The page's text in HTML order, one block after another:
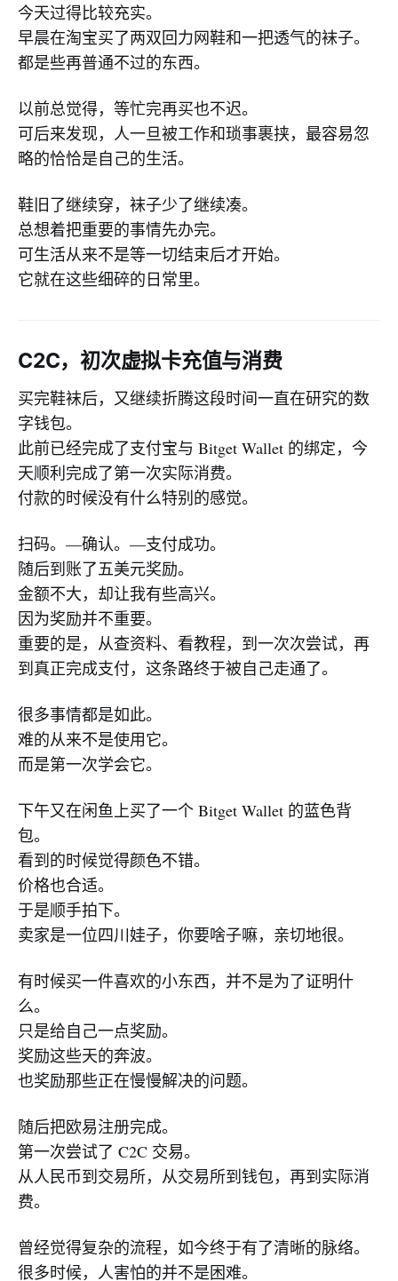
今天过得比较充实。
早晨在淘宝买了两双回力网鞋和一把透气的袜子。
都是些再普通不过的东西。
以前总觉得，等忙完再买也不迟。
可后来发现，人一旦被工作和琐事裹挟，最容易忽
略的恰恰是自己的生活。
鞋旧了继续穿，袜子少了继续凑。
总想着把重要的事情先办完。
可生活从来不是等一切结束后才开始。
它就在这些细碎的日常里。
C2C，初次虚拟卡充值与消费
买完鞋袜后，又继续折腾这段时间一直在研究的数
字钱包。
此前已经完成了支付宝与 Bitget Wallet 的绑定，今
天顺利完成了第一次实际消费。
付款的时候没有什么特别的感觉。
扫码。—确认。—支付成功。
随后到账了五美元奖励。
金额不大，却让我有些高兴。
因为奖励并不重要。
重要的是，从查资料、看教程，到一次次尝试，再
到真正完成支付，这条路终于被自己走通了。
很多事情都是如此。
难的从来不是使用它。
而是第一次学会它。
下午又在闲鱼上买了一个 Bitget Wallet 的蓝色背
包。
看到的时候觉得颜色不错。
价格也合适。
于是顺手拍下。
卖家是一位四川娃子，你要啥子嘛，亲切地很。
有时候买一件喜欢的小东西，并不是为了证明什
么。
只是给自己一点奖励。
奖励这些天的奔波。
也奖励那些正在慢慢解决的问题。
随后把欧易注册完成。
第一次尝试了 C2C 交易。
从人民币到交易所，从交易所到钱包，再到实际消
费。
曾经觉得复杂的流程，如今终于有了清晰的脉络。
很多时候，人害怕的并不是困难。